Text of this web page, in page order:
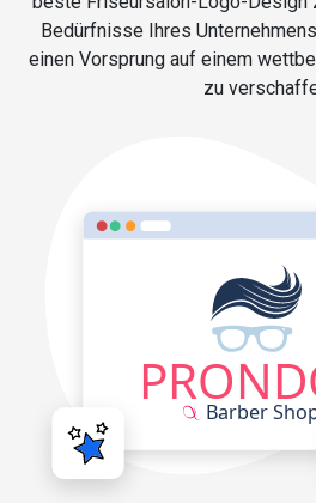
Bedürfnisse Ihres
einen Vorsprung auf einem
zu